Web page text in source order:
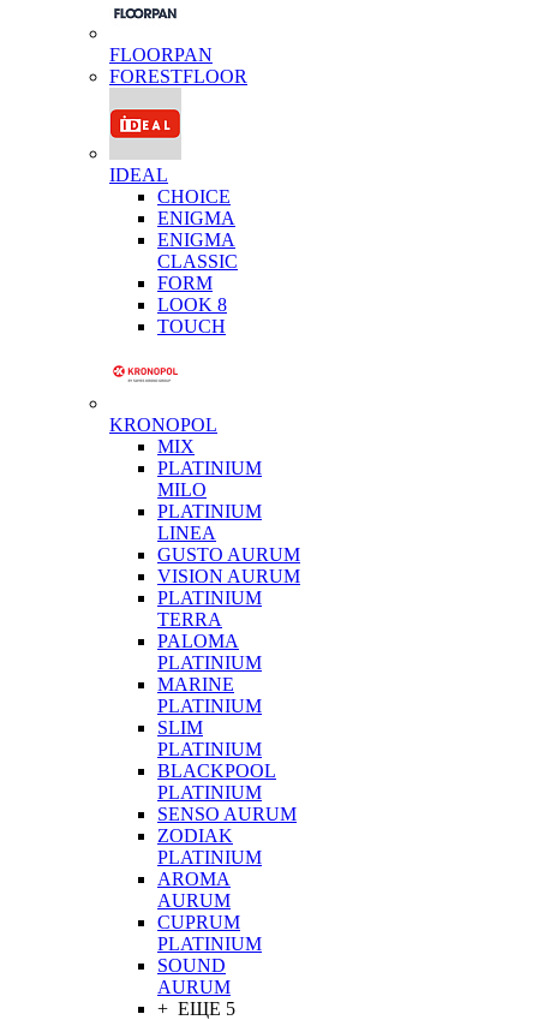
FLOORPAN
FORESTFLOOR
IDEAL
CHOICE
ENIGMA
ENIGMA
CLASSIC
FORM
LOOK 8
TOUCH
KRONOPOL
MIX
PLATINIUM
MILO
PLATINIUM
LINEA
GUSTO AURUM
VISION AURUM
PLATINIUM
TERRA
PALOMA
PLATINIUM
MARINE
PLATINIUM
SLIM
PLATINIUM
BLACKPOOL
PLATINIUM
SENSO AURUM
ZODIAK
PLATINIUM
AROMA
AURUM
CUPRUM
PLATINIUM
SOUND
AURUM
+ ЕЩЕ 5